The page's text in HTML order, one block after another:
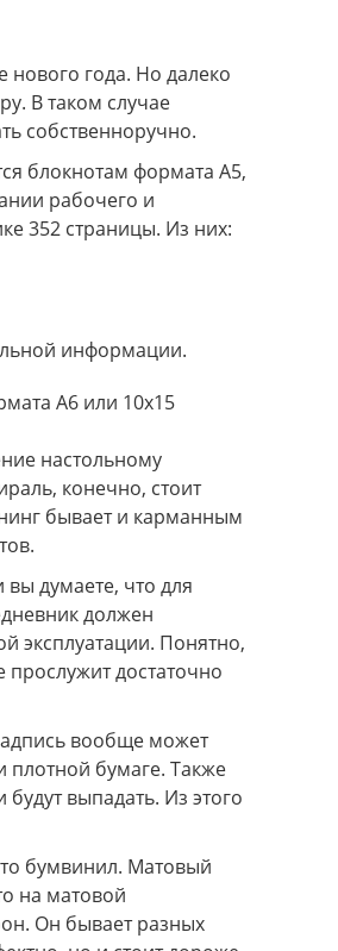
для
никаких
Андрей Трофимов
Мы с коллегами решили
компании. Выбрали ручки
нового года. Но далеко
В таком случае
собственноручно.
блокнотам формата А5,
рабочего и
352 страницы. Из них:
информации.
А6 или 10х15
настольному
конечно, стоит
бывает и карманным
думаете, что для
должен
эксплуатации. Понятно,
прослужит достаточно
вообще может
плотной бумаге. Также
выпадать. Из этого
бумвинил. Матовый
на матовой
Он бывает разных